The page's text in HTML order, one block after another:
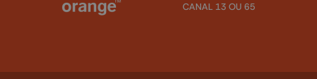
CANAL 13 OU 65